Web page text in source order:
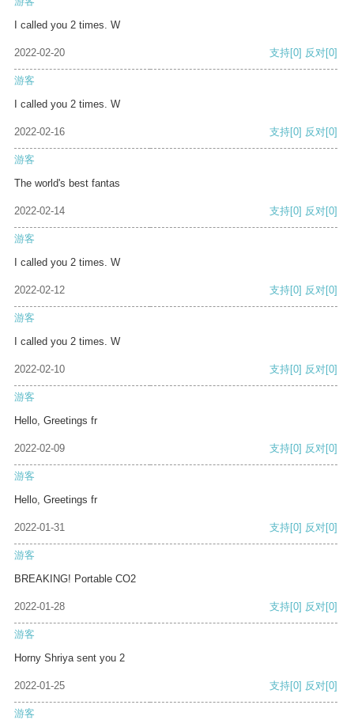
I called you 2 times. W
2022-02-20 支持[0] 反对[0]
游客
I called you 2 times. W
2022-02-16 支持[0] 反对[0]
游客
The world's best fantas
2022-02-14 支持[0] 反对[0]
游客
I called you 2 times. W
2022-02-12 支持[0] 反对[0]
游客
I called you 2 times. W
2022-02-10 支持[0] 反对[0]
游客
Hello, Greetings fr
2022-02-09 支持[0] 反对[0]
游客
Hello, Greetings fr
2022-01-31 支持[0] 反对[0]
游客
BREAKING! Portable CO2
2022-01-28 支持[0] 反对[0]
游客
Horny Shriya sent you 2
2022-01-25 支持[0] 反对[0]
游客